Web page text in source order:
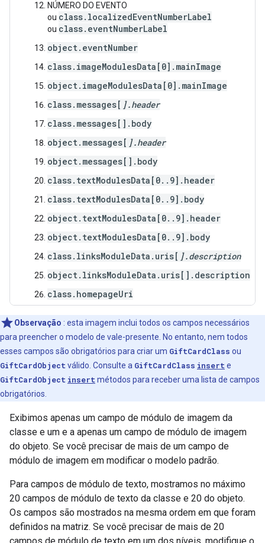
NÚMERO DO EVENTO
ou class.localizedEventNumberLabel
ou class.eventNumberLabel
object.eventNumber
class.imageModulesData[0].mainImage
object.imageModulesData[0].mainImage
class.messages[ ].header
class.messages[ ].body
object.messages[ ].header
object.messages[ ].body
class.textModulesData[0..9].header
class.textModulesData[0..9].body
object.textModulesData[0..9].header
object.textModulesData[0..9].body
class.linksModuleData.uris[ ].description
object.linksModuleData.uris[ ].description
class.homepageUri
Observação : esta imagem inclui todos os campos necessários
para preencher o modelo de vale-presente. No entanto, nem todos
esses campos são obrigatórios para criar um GiftCardClass ou
GiftCardObjectválido. Consulte a GiftCardClass inserte
GiftCardObject insertmétodos para receber uma lista de campos
obrigatórios.
Exibimos apenas um campo de módulo de imagem da
classe e um e a apenas um campo de módulo de imagem
do objeto. Se você precisar de mais de um campo de
módulo de imagem em modificar o modelo padrão.
Para campos de módulo de texto, mostramos no máximo
20 campos de módulo de texto da classe e 20 do objeto.
Os campos são mostrados na mesma ordem em que foram
definidos na matriz. Se você precisar de mais de 20